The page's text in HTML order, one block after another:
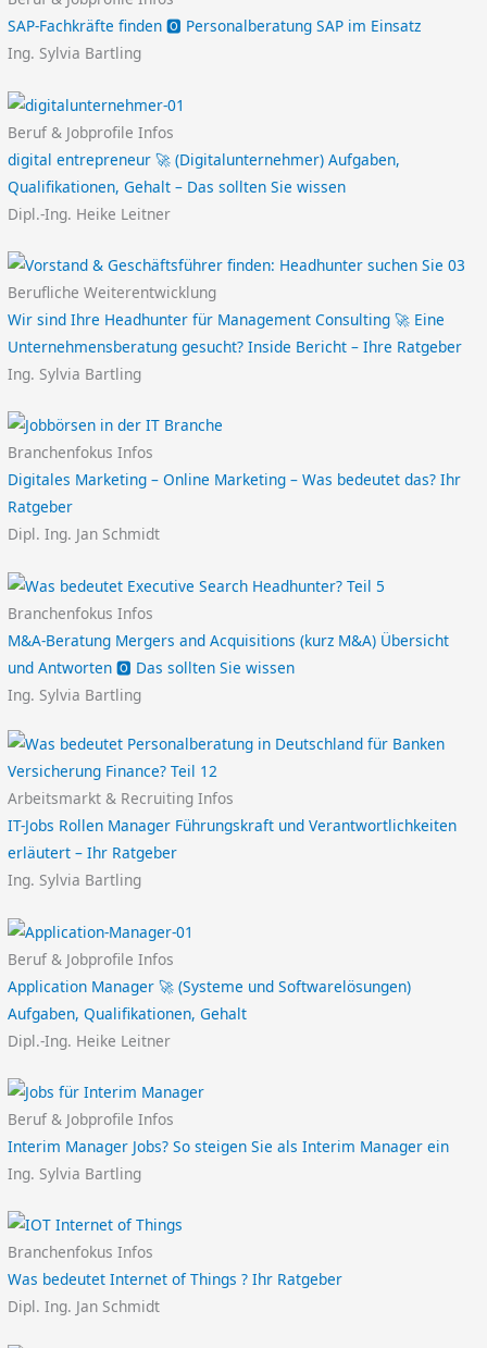
SAP-Fachkräfte finden 🅾️ Personalberatung SAP im Einsatz
Ing. Sylvia Bartling
Beruf & Jobprofile Infos
digital entrepreneur 🚀 (Digitalunternehmer) Aufgaben,
Qualifikationen, Gehalt – Das sollten Sie wissen
Dipl.-Ing. Heike Leitner
Berufliche Weiterentwicklung
Wir sind Ihre Headhunter für Management Consulting 🚀 Eine
Unternehmensberatung gesucht? Inside Bericht – Ihre Ratgeber
Ing. Sylvia Bartling
Branchenfokus Infos
Digitales Marketing – Online Marketing – Was bedeutet das? Ihr
Ratgeber
Dipl. Ing. Jan Schmidt
Branchenfokus Infos
M&A-Beratung Mergers and Acquisitions (kurz M&A) Übersicht
und Antworten 🅾️ Das sollten Sie wissen
Ing. Sylvia Bartling
Arbeitsmarkt & Recruiting Infos
IT-Jobs Rollen Manager Führungskraft und Verantwortlichkeiten
erläutert – Ihr Ratgeber
Ing. Sylvia Bartling
Beruf & Jobprofile Infos
Application Manager 🚀 (Systeme und Softwarelösungen)
Aufgaben, Qualifikationen, Gehalt
Dipl.-Ing. Heike Leitner
Beruf & Jobprofile Infos
Interim Manager Jobs? So steigen Sie als Interim Manager ein
Ing. Sylvia Bartling
Branchenfokus Infos
Was bedeutet Internet of Things ? Ihr Ratgeber
Dipl. Ing. Jan Schmidt